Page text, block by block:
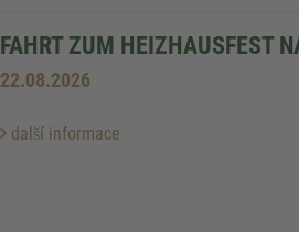
FAHRT ZUM HEIZHAUSFEST
22.08.2026
další informace